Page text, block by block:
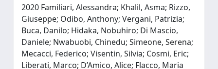
2020 Familiari, Alessandra; Khalil, Asma; Rizzo,
Giuseppe; Odibo, Anthony; Vergani, Patrizia;
Buca, Danilo; Hidaka, Nobuhiro; Di Mascio,
Daniele; Nwabuobi, Chinedu; Simeone, Serena;
Mecacci, Federico; Visentin, Silvia; Cosmi, Eric;
Liberati, Marco; D’Amico, Alice; Flacco, Maria